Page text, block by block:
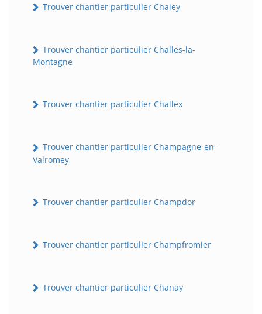
Trouver chantier particulier Chaley
Trouver chantier particulier Challes-la-
Montagne
Trouver chantier particulier Challex
Trouver chantier particulier Champagne-en-
Valromey
Trouver chantier particulier Champdor
Trouver chantier particulier Champfromier
Trouver chantier particulier Chanay